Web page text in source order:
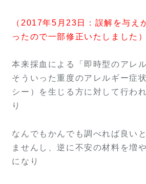
（2017年5月23日：誤解を与え
ったので一部修正いたしました）
本来採血による「即時型のアレ
そういった重度のアレルギー症
シー）を生じる方に対して行わ
り
なんでもかんでも調べれば良い
ませんし、逆に不安の材料を増
になり